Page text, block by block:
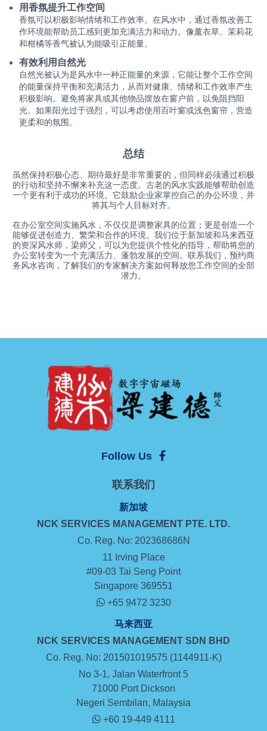
用香氛提升工作空间
香氛可以积极影响情绪和工作效率。在风水中，通过香氛改善工
作环境能帮助员工感到更加充满活力和动力。像薰衣草、茉莉花
和柑橘等香气被认为能吸引正能量。
有效利用自然光
自然光被认为是风水中一种正能量的来源，它能让整个工作空间
的能量保持平衡和充满活力，从而对健康、情绪和工作效率产生
积极影响。避免将家具或其他物品摆放在窗户前，以免阻挡阳
光。如果阳光过于强烈，可以考虑使用百叶窗或浅色窗帘，营造
更柔和的氛围。
总结
虽然保持积极心态、期待最好是非常重要的，但同样必须通过积极
的行动和坚持不懈来补充这一态度。古老的风水实践能够帮助创造
一个更有利于成功的环境。它鼓励企业家掌控自己的办公环境，并
将其与个人目标对齐。
在办公室空间实施风水，不仅仅是调整家具的位置；更是创造一个
能够促进创造力、繁荣和合作的环境。我们位于新加坡和马来西亚
的资深风水师，梁师父，可以为您提供个性化的指导，帮助将您的
办公室转变为一个充满活力、蓬勃发展的空间。联系我们，预约商
务风水咨询，了解我们的专家解决方案如何释放您工作空间的全部
潜力。
Follow Us
联系我们
新加坡
NCK SERVICES MANAGEMENT PTE. LTD.
Co. Reg. No: 202368686N
11 Irving Place
#09-03 Tai Seng Point
Singapore 369551
+65 9472 3230
马来西亚
NCK SERVICES MANAGEMENT SDN BHD
Co. Reg. No: 201501019575 (1144911-K)
No 3-1, Jalan Waterfront 5
71000 Port Dickson
Negeri Sembilan, Malaysia
+60 19-449 4111